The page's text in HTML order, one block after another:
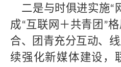
二是与时俱进实施“
成“互联网＋共青团 ”
合、团青充分互动、
续强化新媒体建设，